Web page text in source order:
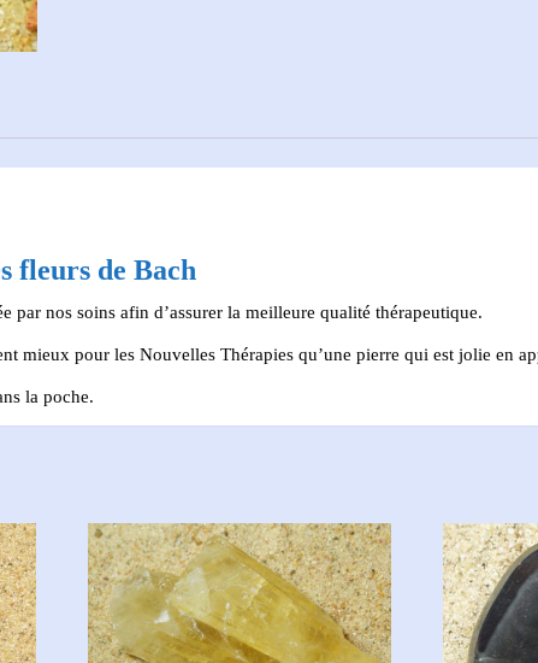
fleurs de Bach
par nos soins afin d’assurer la meilleure qualité thérapeutique.
pour les Nouvelles Thérapies qu’une pierre qui est jolie en
la poche.